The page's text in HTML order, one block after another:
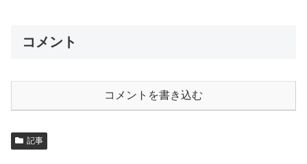
コメント
コメントを書き込む
記事